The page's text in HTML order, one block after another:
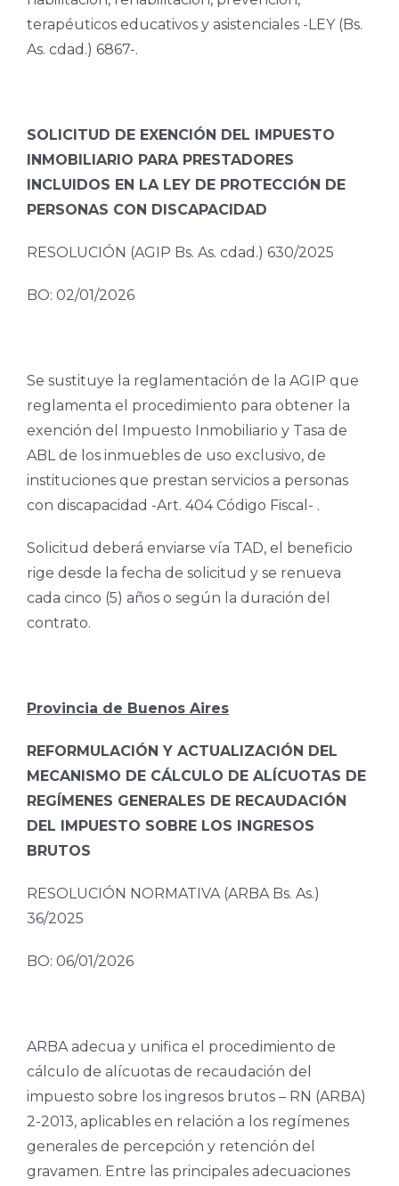
terapéuticos educativos y asistenciales -LEY (Bs.
As. cdad.) 6867-.
SOLICITUD DE EXENCIÓN DEL IMPUESTO
INMOBILIARIO PARA PRESTADORES
INCLUIDOS EN LA LEY DE PROTECCIÓN DE
PERSONAS CON DISCAPACIDAD
RESOLUCIÓN (AGIP Bs. As. cdad.) 630/2025
BO: 02/01/2026
Se sustituye la reglamentación de la AGIP que
reglamenta el procedimiento para obtener la
exención del Impuesto Inmobiliario y Tasa de
ABL de los inmuebles de uso exclusivo, de
instituciones que prestan servicios a personas
con discapacidad -Art. 404 Código Fiscal- .
Solicitud deberá enviarse vía TAD, el beneficio
rige desde la fecha de solicitud y se renueva
cada cinco (5) años o según la duración del
contrato.
Provincia de Buenos Aires
REFORMULACIÓN Y ACTUALIZACIÓN DEL
MECANISMO DE CÁLCULO DE ALÍCUOTAS DE
REGÍMENES GENERALES DE RECAUDACIÓN
DEL IMPUESTO SOBRE LOS INGRESOS
BRUTOS
RESOLUCIÓN NORMATIVA (ARBA Bs. As.)
36/2025
BO: 06/01/2026
ARBA adecua y unifica el procedimiento de
cálculo de alícuotas de recaudación del
impuesto sobre los ingresos brutos – RN (ARBA)
2-2013, aplicables en relación a los regímenes
generales de percepción y retención del
gravamen. Entre las principales adecuaciones